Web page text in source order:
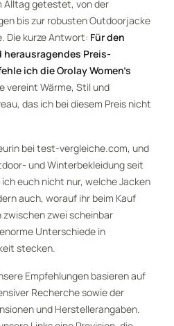
Alltag getestet, von der
bis zur robusten Outdoorjacke
Die kurze Antwort: Für den
Preis-
ich die Orolay Women’s
vereint Wärme, Stil und
das ich bei diesem Preis nicht
bei test-vergleiche.com, und
und Winterbekleidung seit
euch nicht nur, welche Jacken
auch, worauf ihr beim Kauf
zwei scheinbar
Unterschiede in
stecken.
Empfehlungen basieren auf
Recherche sowie der
und Herstellerangaben.